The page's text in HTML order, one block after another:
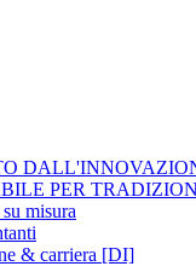
PER
misura
& carriera [DI]